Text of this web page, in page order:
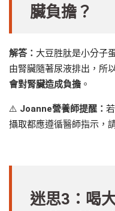
臟負擔？
解答： 大豆胜肽是小分子
由腎臟隨著尿液排出，所
會對腎臟造成負擔 。
⚠️ Joanne營養師提醒：
攝取都應遵循醫師指示，
迷思3：喝